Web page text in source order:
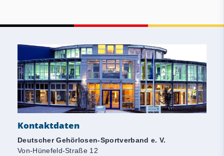
Kontaktdaten
Deutscher Gehörlosen-Sportverband e. V.
Von-Hünefeld-Straße 12